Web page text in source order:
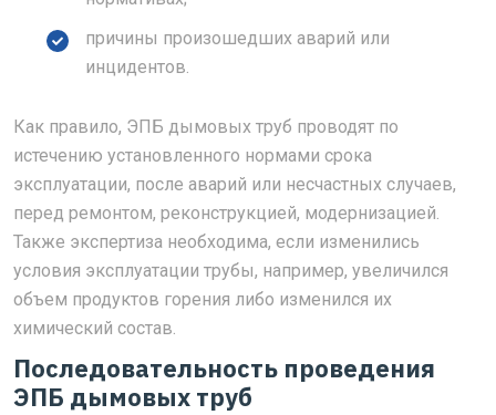
причины произошедших аварий или
инцидентов.
Как правило, ЭПБ дымовых труб проводят по
истечению установленного нормами срока
эксплуатации, после аварий или несчастных случаев,
перед ремонтом, реконструкцией, модернизацией.
Также экспертиза необходима, если изменились
условия эксплуатации трубы, например, увеличился
объем продуктов горения либо изменился их
химический состав.
Последовательность проведения
ЭПБ дымовых труб